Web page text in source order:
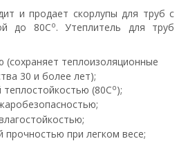
и продает скорлупы для труб с
до 80Со. Утеплитель для труб
(сохраняет теплоизоляционные
30 и более лет);
теплостойкостью (80Со);
прочностью при легком весе;